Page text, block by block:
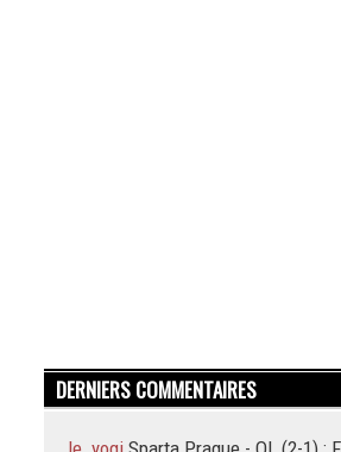
DERNIERS COMMENTAIRES